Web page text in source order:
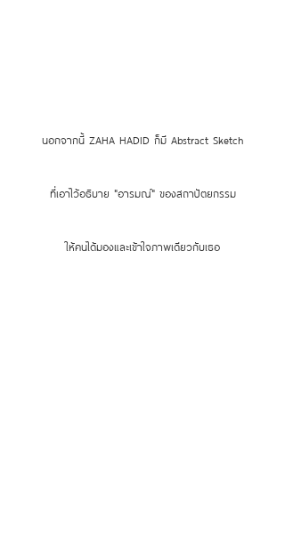
นอกจากนี้ ZAHA HADID ก็มี Abstract Sketch
ที่เอาไว้อธิบาย "อารมณ์" ของสถาปัตยกรรม
ให้คนได้มองและเข้าใจภาพเดียวกับเธอ